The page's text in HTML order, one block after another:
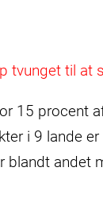
tvunget til at
15 procent
i 9 lande
blandt